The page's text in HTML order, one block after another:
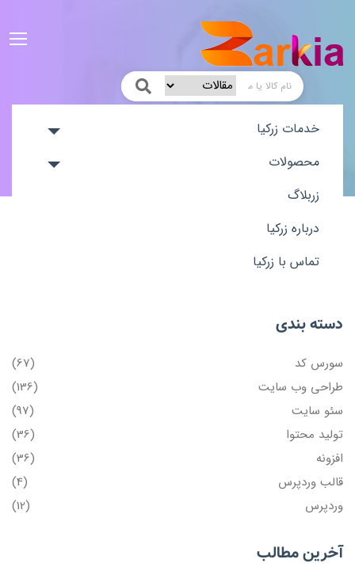
خدمات زرکیا
محصولات
زربلاگ
درباره زرکیا
تماس با زرکیا
خانه زربلاگ آموزش ساخت لایت باکس در المنتور
دسته بندی
سورس کد
(67)
طراحی وب سایت
(136)
سئو سایت
(97)
تولید محتوا
(36)
افزونه
(36)
قالب وردپرس
(4)
وردپرس
(12)
آخرین مطالب